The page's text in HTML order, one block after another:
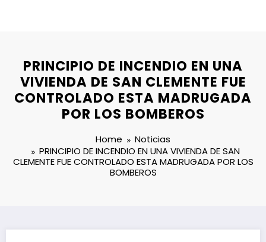
PRINCIPIO DE INCENDIO EN UNA
VIVIENDA DE SAN CLEMENTE FUE
CONTROLADO ESTA MADRUGADA
POR LOS BOMBEROS
Home
Noticias
PRINCIPIO DE INCENDIO EN UNA VIVIENDA DE SAN
CLEMENTE FUE CONTROLADO ESTA MADRUGADA POR LOS
BOMBEROS